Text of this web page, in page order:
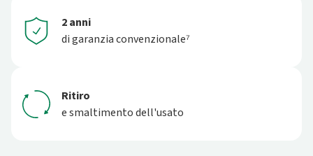
2 anni
di garanzia convenzionale⁷
Ritiro
e smaltimento dell'usato